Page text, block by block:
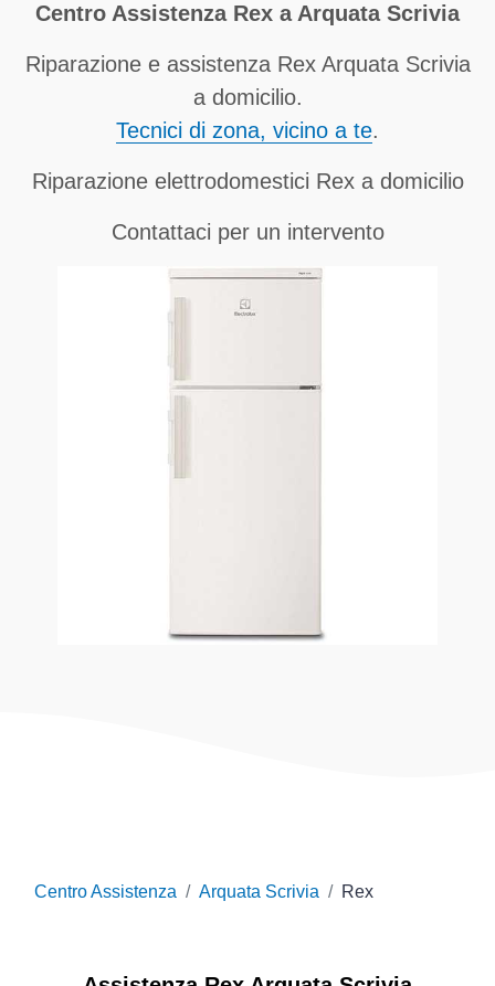
Centro Assistenza Rex a Arquata Scrivia
Riparazione e assistenza Rex Arquata Scrivia
a domicilio.
Tecnici di zona, vicino a te.
Riparazione elettrodomestici Rex a domicilio
Contattaci per un intervento
Centro Assistenza Arquata Scrivia Rex